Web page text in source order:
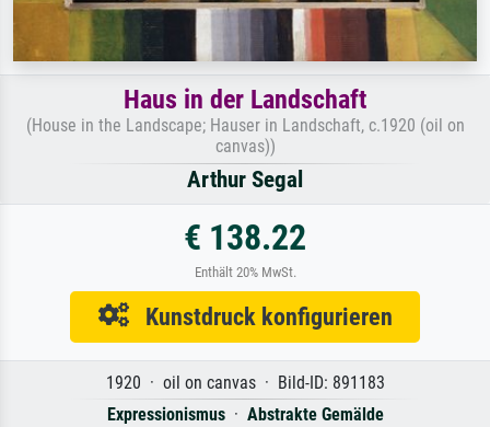
Haus in der Landschaft
(House in the Landscape; Hauser in Landschaft, c.1920 (oil on
canvas))
Arthur Segal
€ 138.22
Enthält 20% MwSt.
Kunstdruck konfigurieren
1920 · oil on canvas · Bild-ID: 891183
Expressionismus· Abstrakte Gemälde